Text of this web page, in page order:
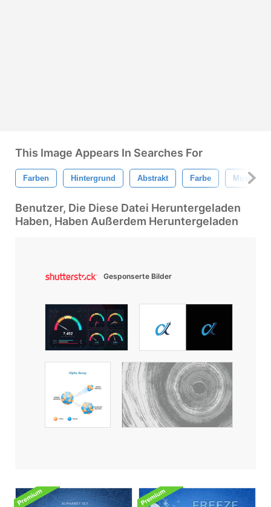
This Image Appears In Searches For
Farben Hintergrund Abstrakt Farbe Muster
Benutzer, Die Diese Datei Heruntergeladen
Haben, Haben Außerdem Heruntergeladen
Gesponserte Bilder